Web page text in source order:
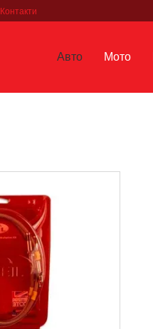
Контакти
Авто Мото